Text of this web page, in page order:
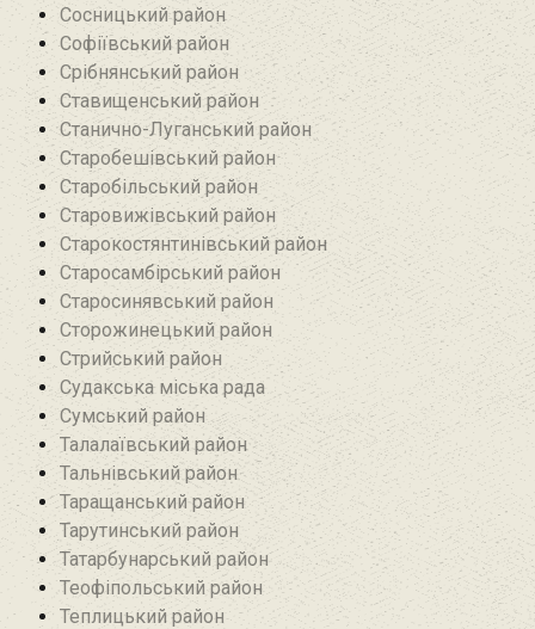
Сосницький район
Софіївський район
Срібнянський район‎
Ставищенський район
Станично-Луганський район‎
Старобешівський район‎
Старобільський район
Старовижівський район
Старокостянтинівський район
Старосамбірський район
Старосинявський район
Сторожинецький район
Стрийський район
Судакська міська рада
Сумський район
Талалаївський район
Тальнівський район
Таращанський район
Тарутинський район
Татарбунарський район
Теофіпольський район‎
Теплицький район